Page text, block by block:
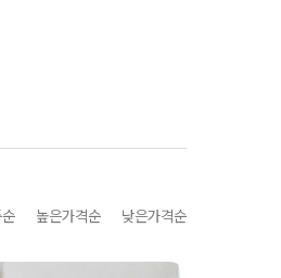
높은가격순 낮은가격순